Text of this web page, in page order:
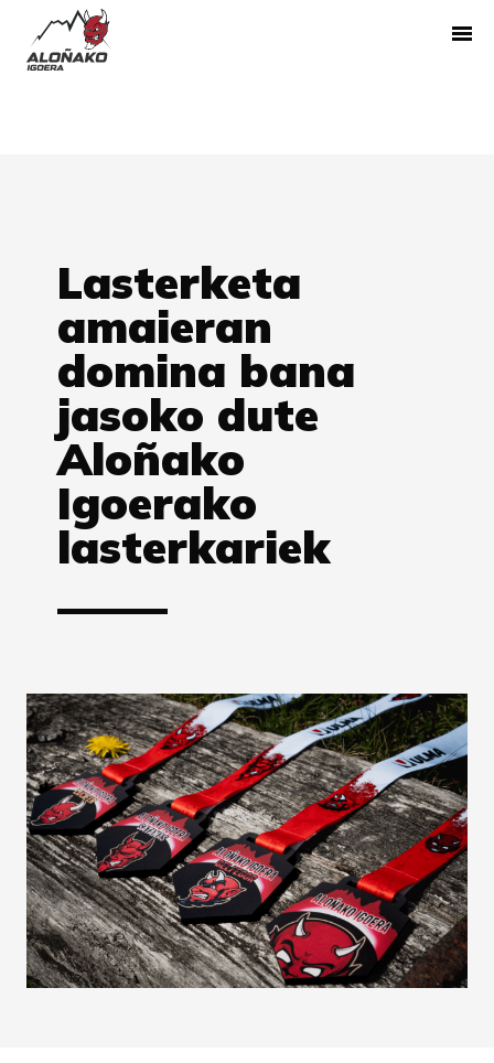
Lasterketa
amaieran
domina bana
jasoko dute
Aloñako
Igoerako
lasterkariek